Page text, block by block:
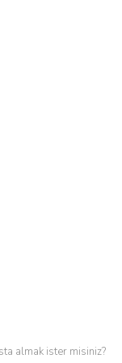
almak ister misiniz?